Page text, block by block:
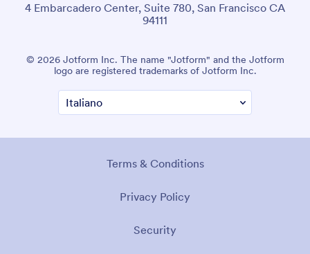
4 Embarcadero Center, Suite 780, San Francisco CA
94111
© 2026 Jotform Inc. The name "Jotform" and the Jotform
logo are registered trademarks of Jotform Inc.
Terms & Conditions
Privacy Policy
Security